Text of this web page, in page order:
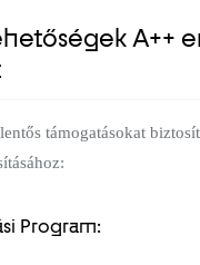
A++
támogatásokat
Program: